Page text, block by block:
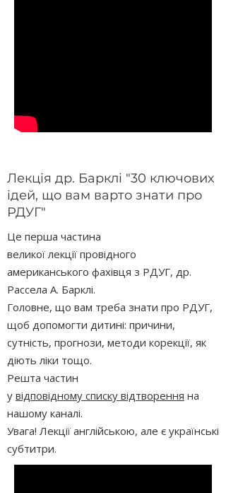
Лекція др. Барклі "30 ключових
ідей, що вам варто знати про
РДУГ"
Це перша частина
великої лекції провідного
американського фахівця з РДУГ, др.
Рассела А. Барклі.
Головне, що вам треба знати про РДУГ,
щоб допомогти дитині: причини,
сутність, прогнози, методи корекції, як
діють ліки тощо.
Решта частин
у відповідному списку відтворення на
нашому каналі.
Увага! Лекції англійською, але є українські
субтитри.